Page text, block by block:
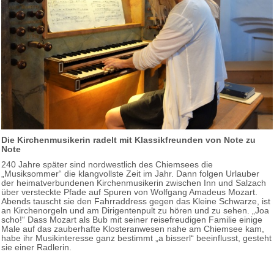
Die Kirchenmusikerin radelt mit Klassikfreunden von Note zu
Note
240 Jahre später sind nordwestlich des Chiemsees die
„Musiksommer“ die klangvollste Zeit im Jahr. Dann folgen Urlauber
der heimatverbundenen Kirchenmusikerin zwischen Inn und Salzach
über versteckte Pfade auf Spuren von Wolfgang Amadeus Mozart.
Abends tauscht sie den Fahrraddress gegen das Kleine Schwarze, ist
an Kirchenorgeln und am Dirigentenpult zu hören und zu sehen. „Joa
scho!“ Dass Mozart als Bub mit seiner reisefreudigen Familie einige
Male auf das zauberhafte Klosteranwesen nahe am Chiemsee kam,
habe ihr Musikinteresse ganz bestimmt „a bisserl“ beeinflusst, gesteht
sie einer Radlerin.